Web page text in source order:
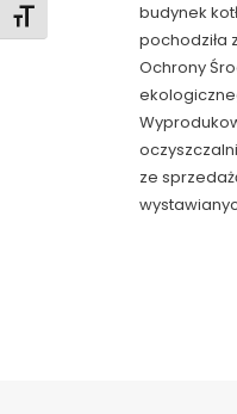
Toggle Font sizebudynek
pochodziła
Ochrony
ze